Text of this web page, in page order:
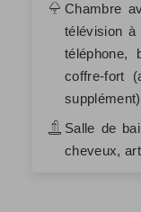
Chambre
télévision
téléphone,
coffre-fort
Salle de
cheveux,